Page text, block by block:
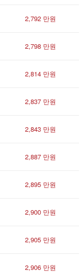
2,792 만원
2,798 만원
2,814 만원
2,837 만원
2,843 만원
2,887 만원
2,895 만원
2,900 만원
2,905 만원
2,906 만원